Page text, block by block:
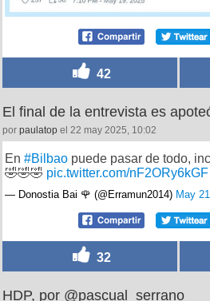
42
El final de la entrevista es
por paulatop el 22 may 2025, 10:02
En #Bilbao puede pasar de todo,
🤣🤣🤣 pic.twitter.com/nF2ORy6kGF
— Donostia Bai 🌹 (@Erramun2014) May
32
HDP, por @pascual_serrano